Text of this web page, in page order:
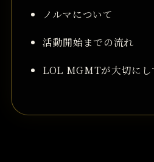
ノルマについて
活動開始までの流れ
LOL MGMTが大切にし